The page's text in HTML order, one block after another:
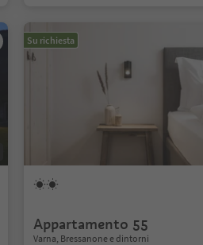
Su richiesta
Appartamento 55
Varna, Bressanone e dintorni